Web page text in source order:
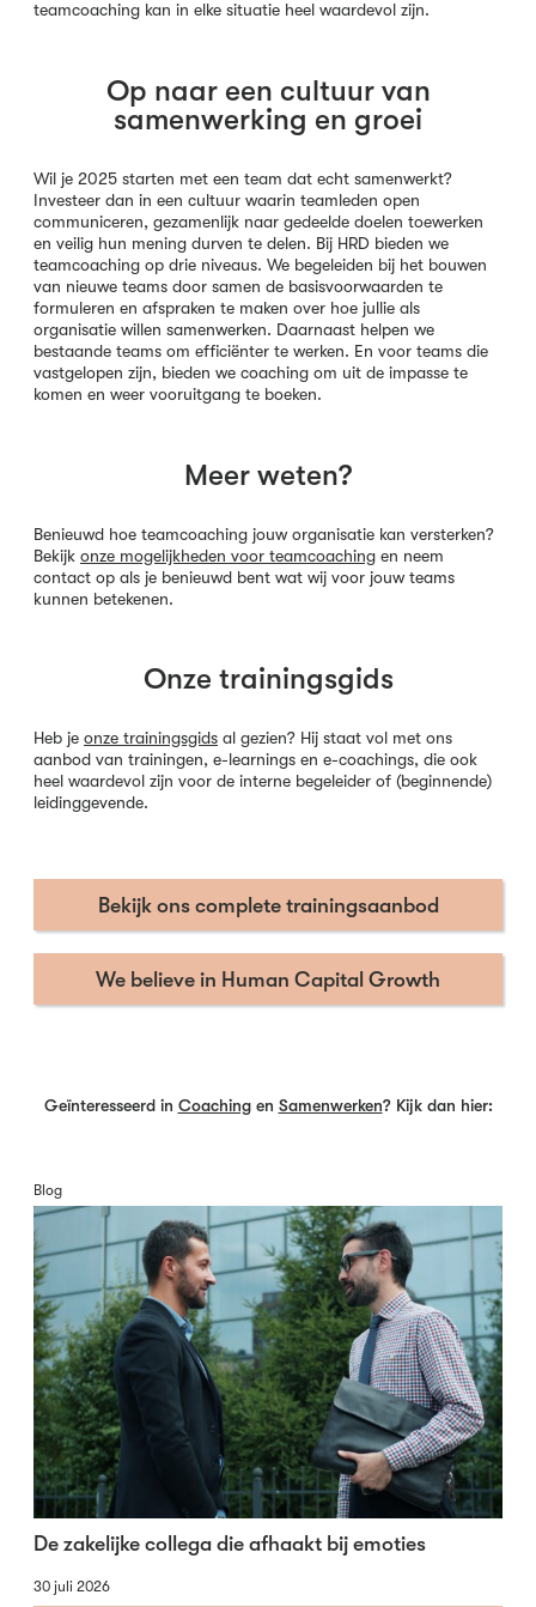
teamcoaching kan in elke situatie heel waardevol zijn.
Op naar een cultuur van
samenwerking en groei
Wil je 2025 starten met een team dat echt samenwerkt?
Investeer dan in een cultuur waarin teamleden open
communiceren, gezamenlijk naar gedeelde doelen toewerken
en veilig hun mening durven te delen. Bij HRD bieden we
teamcoaching op drie niveaus. We begeleiden bij het bouwen
van nieuwe teams door samen de basisvoorwaarden te
formuleren en afspraken te maken over hoe jullie als
organisatie willen samenwerken. Daarnaast helpen we
bestaande teams om efficiënter te werken. En voor teams die
vastgelopen zijn, bieden we coaching om uit de impasse te
komen en weer vooruitgang te boeken.
Meer weten?
Benieuwd hoe teamcoaching jouw organisatie kan versterken?
Bekijk onze mogelijkheden voor teamcoaching en neem
contact op als je benieuwd bent wat wij voor jouw teams
kunnen betekenen.
Onze trainingsgids
Heb je onze trainingsgids al gezien? Hij staat vol met ons
aanbod van trainingen, e-learnings en e-coachings, die ook
heel waardevol zijn voor de interne begeleider of (beginnende)
leidinggevende.
Bekijk ons complete trainingsaanbod
We believe in Human Capital Growth
Geïnteresseerd in Coachingen Samenwerken? Kijk dan hier:
Blog
De zakelijke collega die afhaakt bij emoties
30 juli 2026